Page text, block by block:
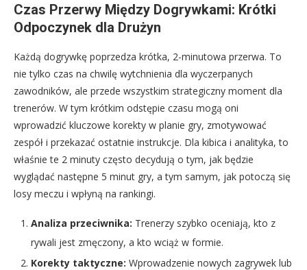
Czas Przerwy Między Dogrywkami: Krótki
Odpoczynek dla Drużyn
Każdą dogrywkę poprzedza krótka, 2-minutowa przerwa. To
nie tylko czas na chwilę wytchnienia dla wyczerpanych
zawodników, ale przede wszystkim strategiczny moment dla
trenerów. W tym krótkim odstępie czasu mogą oni
wprowadzić kluczowe korekty w planie gry, zmotywować
zespół i przekazać ostatnie instrukcje. Dla kibica i analityka, to
właśnie te 2 minuty często decydują o tym, jak będzie
wyglądać następne 5 minut gry, a tym samym, jak potoczą się
losy meczu i wpłyną na rankingi.
Analiza przeciwnika: Trenerzy szybko oceniają, kto z
rywali jest zmęczony, a kto wciąż w formie.
Korekty taktyczne: Wprowadzenie nowych zagrywek lub